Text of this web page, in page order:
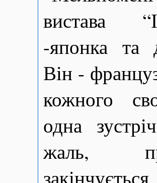
вистава
-японка та
Він -
кожного
одна
жаль,